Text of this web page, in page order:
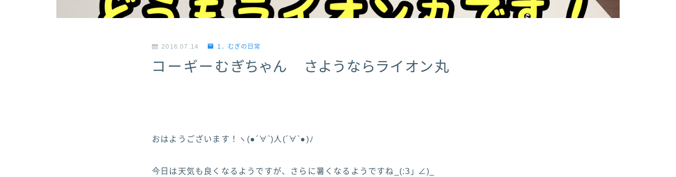
2016.07.14 1．むぎの日常
コーギーむぎちゃん さようならライオン丸
おはようございます！ヽ(●´∀`)人(´∀`●)ﾉ
今日は天気も良くなるようですが、さらに暑くなるようですね_(:З｣ ∠)_